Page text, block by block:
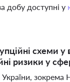
добу доступні у
схеми у
ризики у
України,